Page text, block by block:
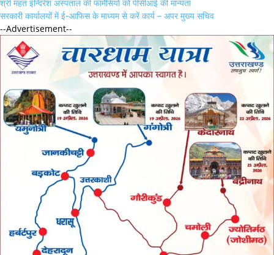
श्री महंत इन्दिरेश अस्पताल की फार्मेसियों को पीसीआई की मान्यता
सरकारी कार्यालयों में ई-आफिस के माध्यम से करें कार्य – अपर मुख्य सचिव
--Advertisement--